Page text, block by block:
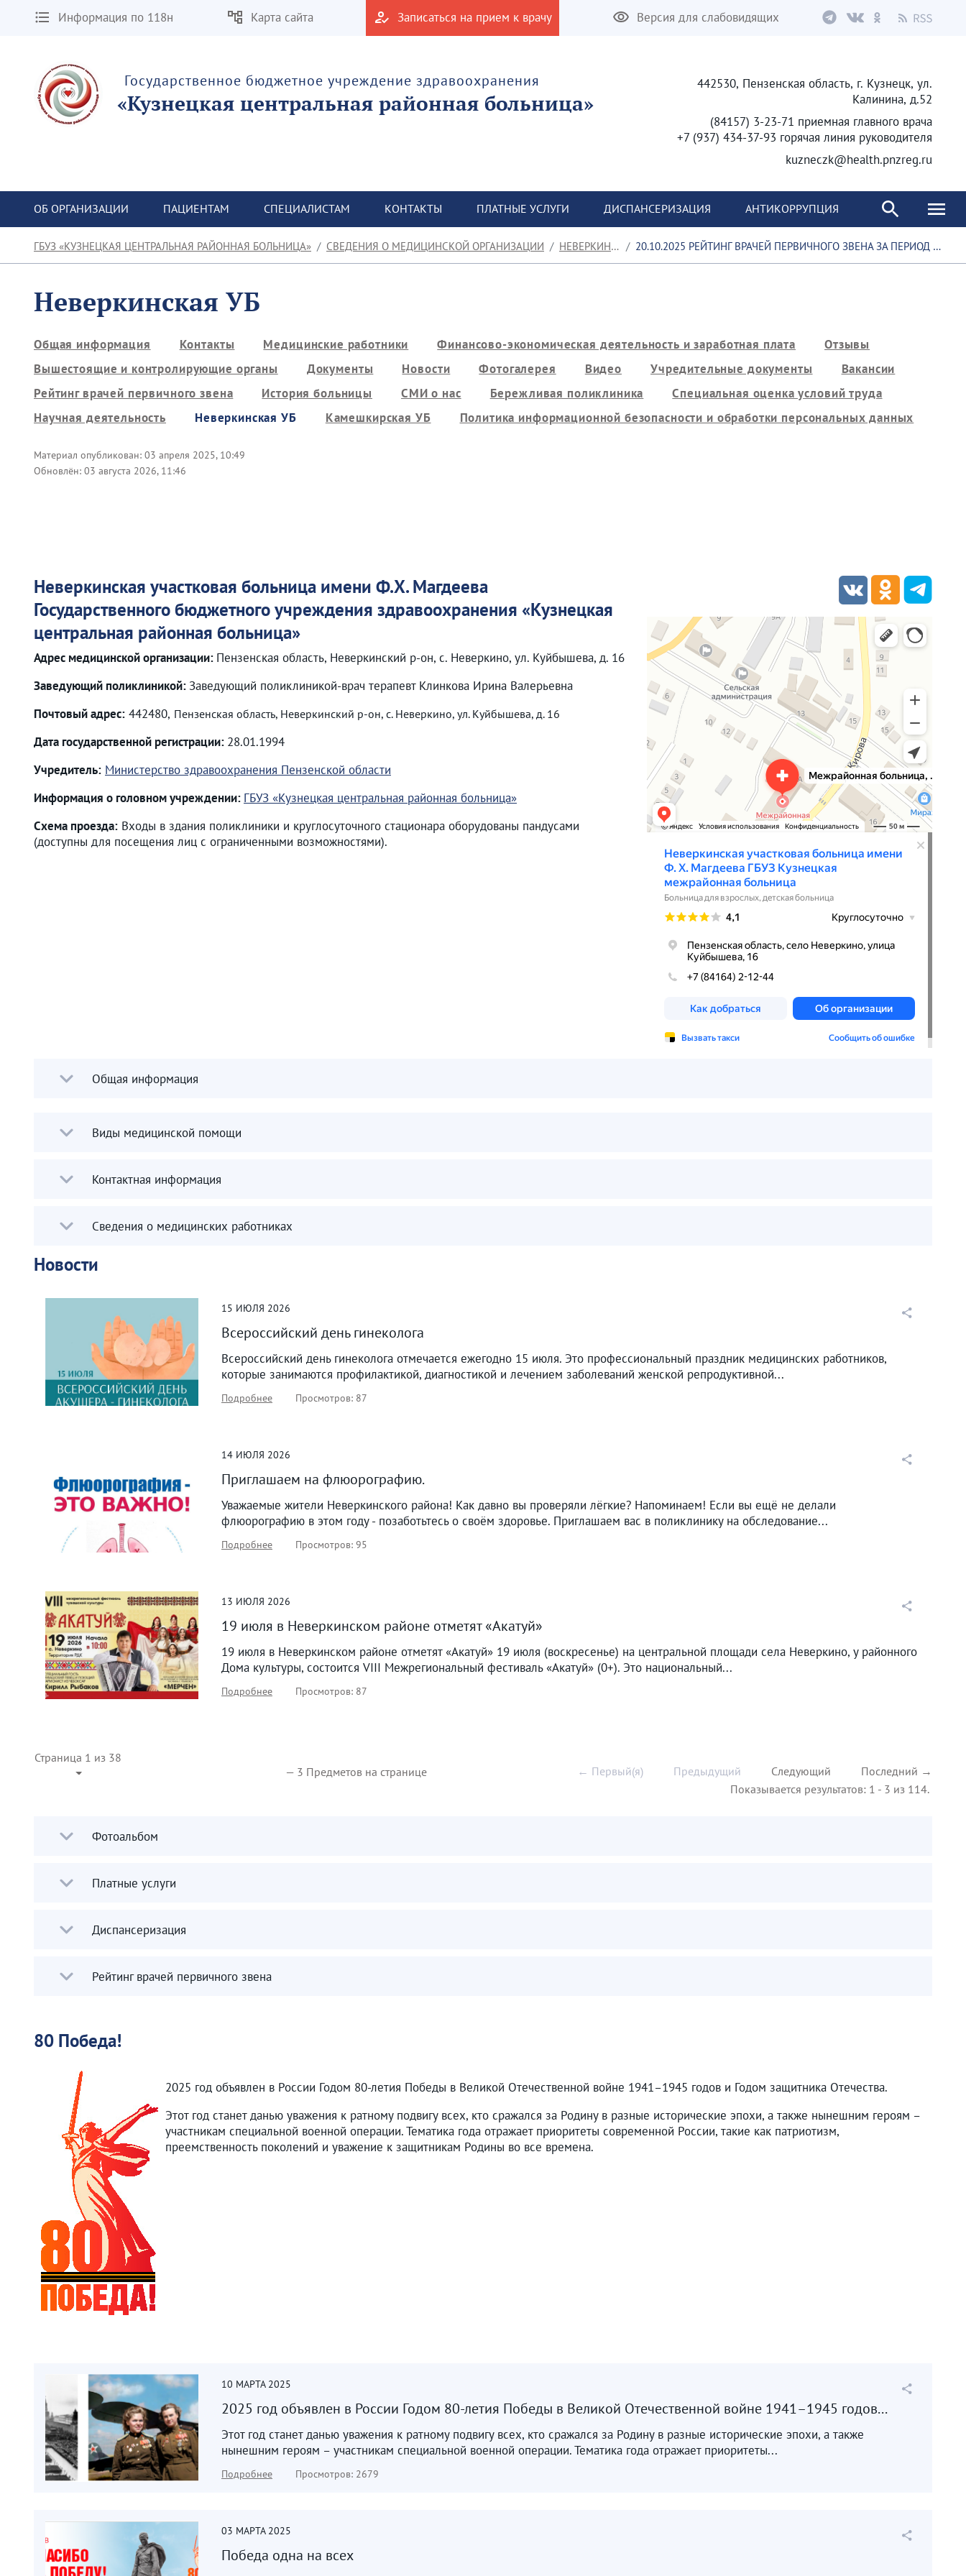
Информация по 118н Карта сайта Записаться на прием к врачу Версия для слабовидящих
Государственное бюджетное учреждение здравоохранения
«Кузнецкая центральная районная больница»
442530, Пензенская область, г. Кузнецк, ул.
Калинина, д.52
(84157) 3-23-71 приемная главного врача
+7 (937) 434-37-93 горячая линия руководителя
kuzneczk@health.pnzreg.ru
ОБ ОРГАНИЗАЦИИ ПАЦИЕНТАМ СПЕЦИАЛИСТАМ КОНТАКТЫ ПЛАТНЫЕ УСЛУГИ ДИСПАНСЕРИЗАЦИЯ АНТИКОРРУПЦИЯ
ГБУЗ «КУЗНЕЦКАЯ ЦЕНТРАЛЬНАЯ РАЙОННАЯ БОЛЬНИЦА» СВЕДЕНИЯ О МЕДИЦИНСКОЙ ОРГАНИЗАЦИИ НЕВЕРКИНСКАЯ УБ 20.10.2025 РЕЙТИНГ ВРАЧЕЙ ПЕРВИЧНОГО ЗВЕНА ЗА ПЕРИОД С 13.10.2025 ПО 19.10.2025 ГОД
Неверкинская УБ
Общая информация Контакты Медицинские работники Финансово-экономическая деятельность и заработная плата
Отзывы
Вышестоящие и контролирующие органы
Документы Новости Фотогалерея Видео Учредительные документы
Вакансии
Рейтинг врачей первичного звена
История больницы СМИ о нас Бережливая поликлиника
Специальная оценка условий труда
Научная деятельность
Неверкинская УБ Камешкирская УБ Политика информационной безопасности и обработки персональных данных
Материал опубликован: 03 апреля 2025, 10:49
Обновлён: 03 августа 2026, 11:46
Неверкинская участковая больница имени Ф.Х. Магдеева
Государственного бюджетного учреждения здравоохранения «Кузнецкая
центральная районная больница»
Адрес медицинской организации: Пензенская область, Неверкинский р-он, с. Неверкино, ул. Куйбышева, д. 16
Заведующий поликлиникой: Заведующий поликлиникой-врач терапевт Клинкова Ирина Валерьевна
Почтовый адрес: 442480, Пензенская область, Неверкинский р-он, с. Неверкино, ул. Куйбышева, д. 16
Дата государственной регистрации: 28.01.1994
Учредитель: Министерство здравоохранения Пензенской области
Информация о головном учреждении: ГБУЗ «Кузнецкая центральная районная больница»
Схема проезда: Входы в здания поликлиники и круглосуточного стационара оборудованы пандусами
(доступны для посещения лиц с ограниченными возможностями).
Общая информация
Виды медицинской помощи
Контактная информация
Сведения о медицинских работниках
Новости
15 ИЮЛЯ 2026
Всероссийский день гинеколога
Всероссийский день гинеколога отмечается ежегодно 15 июля. Это профессиональный праздник медицинских работников,
которые занимаются профилактикой, диагностикой и лечением заболеваний женской репродуктивной...
Подробнее Просмотров: 87
14 ИЮЛЯ 2026
Приглашаем на флюорографию.
Уважаемые жители Неверкинского района! Как давно вы проверяли лёгкие? Напоминаем! Если вы ещё не делали
флюорографию в этом году - позаботьтесь о своём здоровье. Приглашаем вас в поликлинику на обследование...
Подробнее Просмотров: 95
13 ИЮЛЯ 2026
19 июля в Неверкинском районе отметят «Акатуй»
19 июля в Неверкинском районе отметят «Акатуй» 19 июля (воскресенье) на центральной площади села Неверкино, у районного
Дома культуры, состоится VIII Межрегиональный фестиваль «Акатуй» (0+). Это национальный...
Подробнее Просмотров: 87
Страница 1 из 38
— 3 Предметов на странице
Показывается результатов: 1 - 3 из 114.
← Первый(я) Предыдущий Следующий Последний →
Фотоальбом
Платные услуги
Диспансеризация
Рейтинг врачей первичного звена
80 Победа!
2025 год объявлен в России Годом 80-летия Победы в Великой Отечественной войне 1941–1945 годов и Годом защитника Отечества.
Этот год станет данью уважения к ратному подвигу всех, кто сражался за Родину в разные исторические эпохи, а также нынешним героям –
участникам специальной военной операции. Тематика года отражает приоритеты современной России, такие как патриотизм,
преемственность поколений и уважение к защитникам Родины во все времена.
10 МАРТА 2025
2025 год объявлен в России Годом 80-летия Победы в Великой Отечественной войне 1941–1945 годов...
Этот год станет данью уважения к ратному подвигу всех, кто сражался за Родину в разные исторические эпохи, а также
нынешним героям – участникам специальной военной операции. Тематика года отражает приоритеты...
Подробнее Просмотров: 2679
03 МАРТА 2025
Победа одна на всех